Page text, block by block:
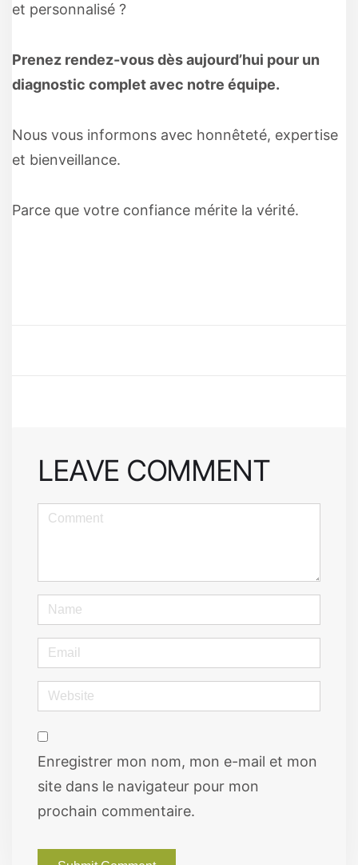
et personnalisé ?
Prenez rendez-vous dès aujourd’hui pour un
diagnostic complet avec notre équipe.
Nous vous informons avec honnêteté, expertise
et bienveillance.
Parce que votre confiance mérite la vérité.
LEAVE COMMENT
<b>Comment</b>
)
Name
Email
Website
Enregistrer mon nom, mon e-mail et mon
site dans le navigateur pour mon
prochain commentaire.